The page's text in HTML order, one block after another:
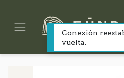
Conexión
vuelta.